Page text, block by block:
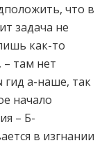
что в
задача не
как-то
там нет
гид а-наше, так
начало
– Б-
в изгнании